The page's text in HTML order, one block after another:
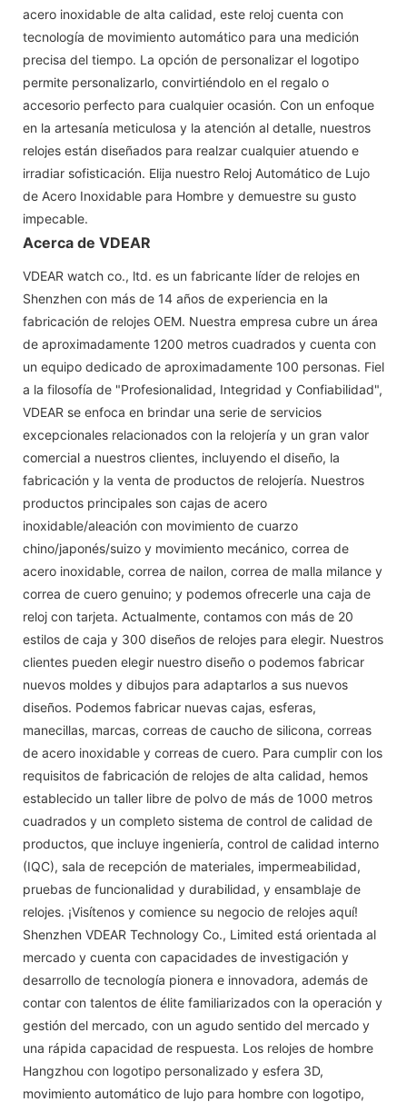
acero inoxidable de alta calidad, este reloj cuenta con
tecnología de movimiento automático para una medición
precisa del tiempo. La opción de personalizar el logotipo
permite personalizarlo, convirtiéndolo en el regalo o
accesorio perfecto para cualquier ocasión. Con un enfoque
en la artesanía meticulosa y la atención al detalle, nuestros
relojes están diseñados para realzar cualquier atuendo e
irradiar sofisticación. Elija nuestro Reloj Automático de Lujo
de Acero Inoxidable para Hombre y demuestre su gusto
impecable.
Acerca de VDEAR
VDEAR watch co., ltd. es un fabricante líder de relojes en
Shenzhen con más de 14 años de experiencia en la
fabricación de relojes OEM. Nuestra empresa cubre un área
de aproximadamente 1200 metros cuadrados y cuenta con
un equipo dedicado de aproximadamente 100 personas. Fiel
a la filosofía de "Profesionalidad, Integridad y Confiabilidad",
VDEAR se enfoca en brindar una serie de servicios
excepcionales relacionados con la relojería y un gran valor
comercial a nuestros clientes, incluyendo el diseño, la
fabricación y la venta de productos de relojería. Nuestros
productos principales son cajas de acero
inoxidable/aleación con movimiento de cuarzo
chino/japonés/suizo y movimiento mecánico, correa de
acero inoxidable, correa de nailon, correa de malla milance y
correa de cuero genuino; y podemos ofrecerle una caja de
reloj con tarjeta. Actualmente, contamos con más de 20
estilos de caja y 300 diseños de relojes para elegir. Nuestros
clientes pueden elegir nuestro diseño o podemos fabricar
nuevos moldes y dibujos para adaptarlos a sus nuevos
diseños. Podemos fabricar nuevas cajas, esferas,
manecillas, marcas, correas de caucho de silicona, correas
de acero inoxidable y correas de cuero. Para cumplir con los
requisitos de fabricación de relojes de alta calidad, hemos
establecido un taller libre de polvo de más de 1000 metros
cuadrados y un completo sistema de control de calidad de
productos, que incluye ingeniería, control de calidad interno
(IQC), sala de recepción de materiales, impermeabilidad,
pruebas de funcionalidad y durabilidad, y ensamblaje de
relojes. ¡Visítenos y comience su negocio de relojes aquí!
Shenzhen VDEAR Technology Co., Limited está orientada al
mercado y cuenta con capacidades de investigación y
desarrollo de tecnología pionera e innovadora, además de
contar con talentos de élite familiarizados con la operación y
gestión del mercado, con un agudo sentido del mercado y
una rápida capacidad de respuesta. Los relojes de hombre
Hangzhou con logotipo personalizado y esfera 3D,
movimiento automático de lujo para hombre con logotipo,